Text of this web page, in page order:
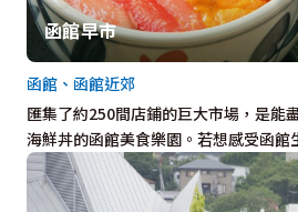
函館早市
匯集了約250間店鋪的巨大市場，是能
海鮮丼的函館美食樂園。若想感受函
函館、函館近郊